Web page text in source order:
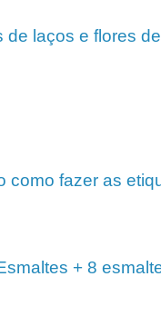
de laços e flores
como fazer as
+ 8